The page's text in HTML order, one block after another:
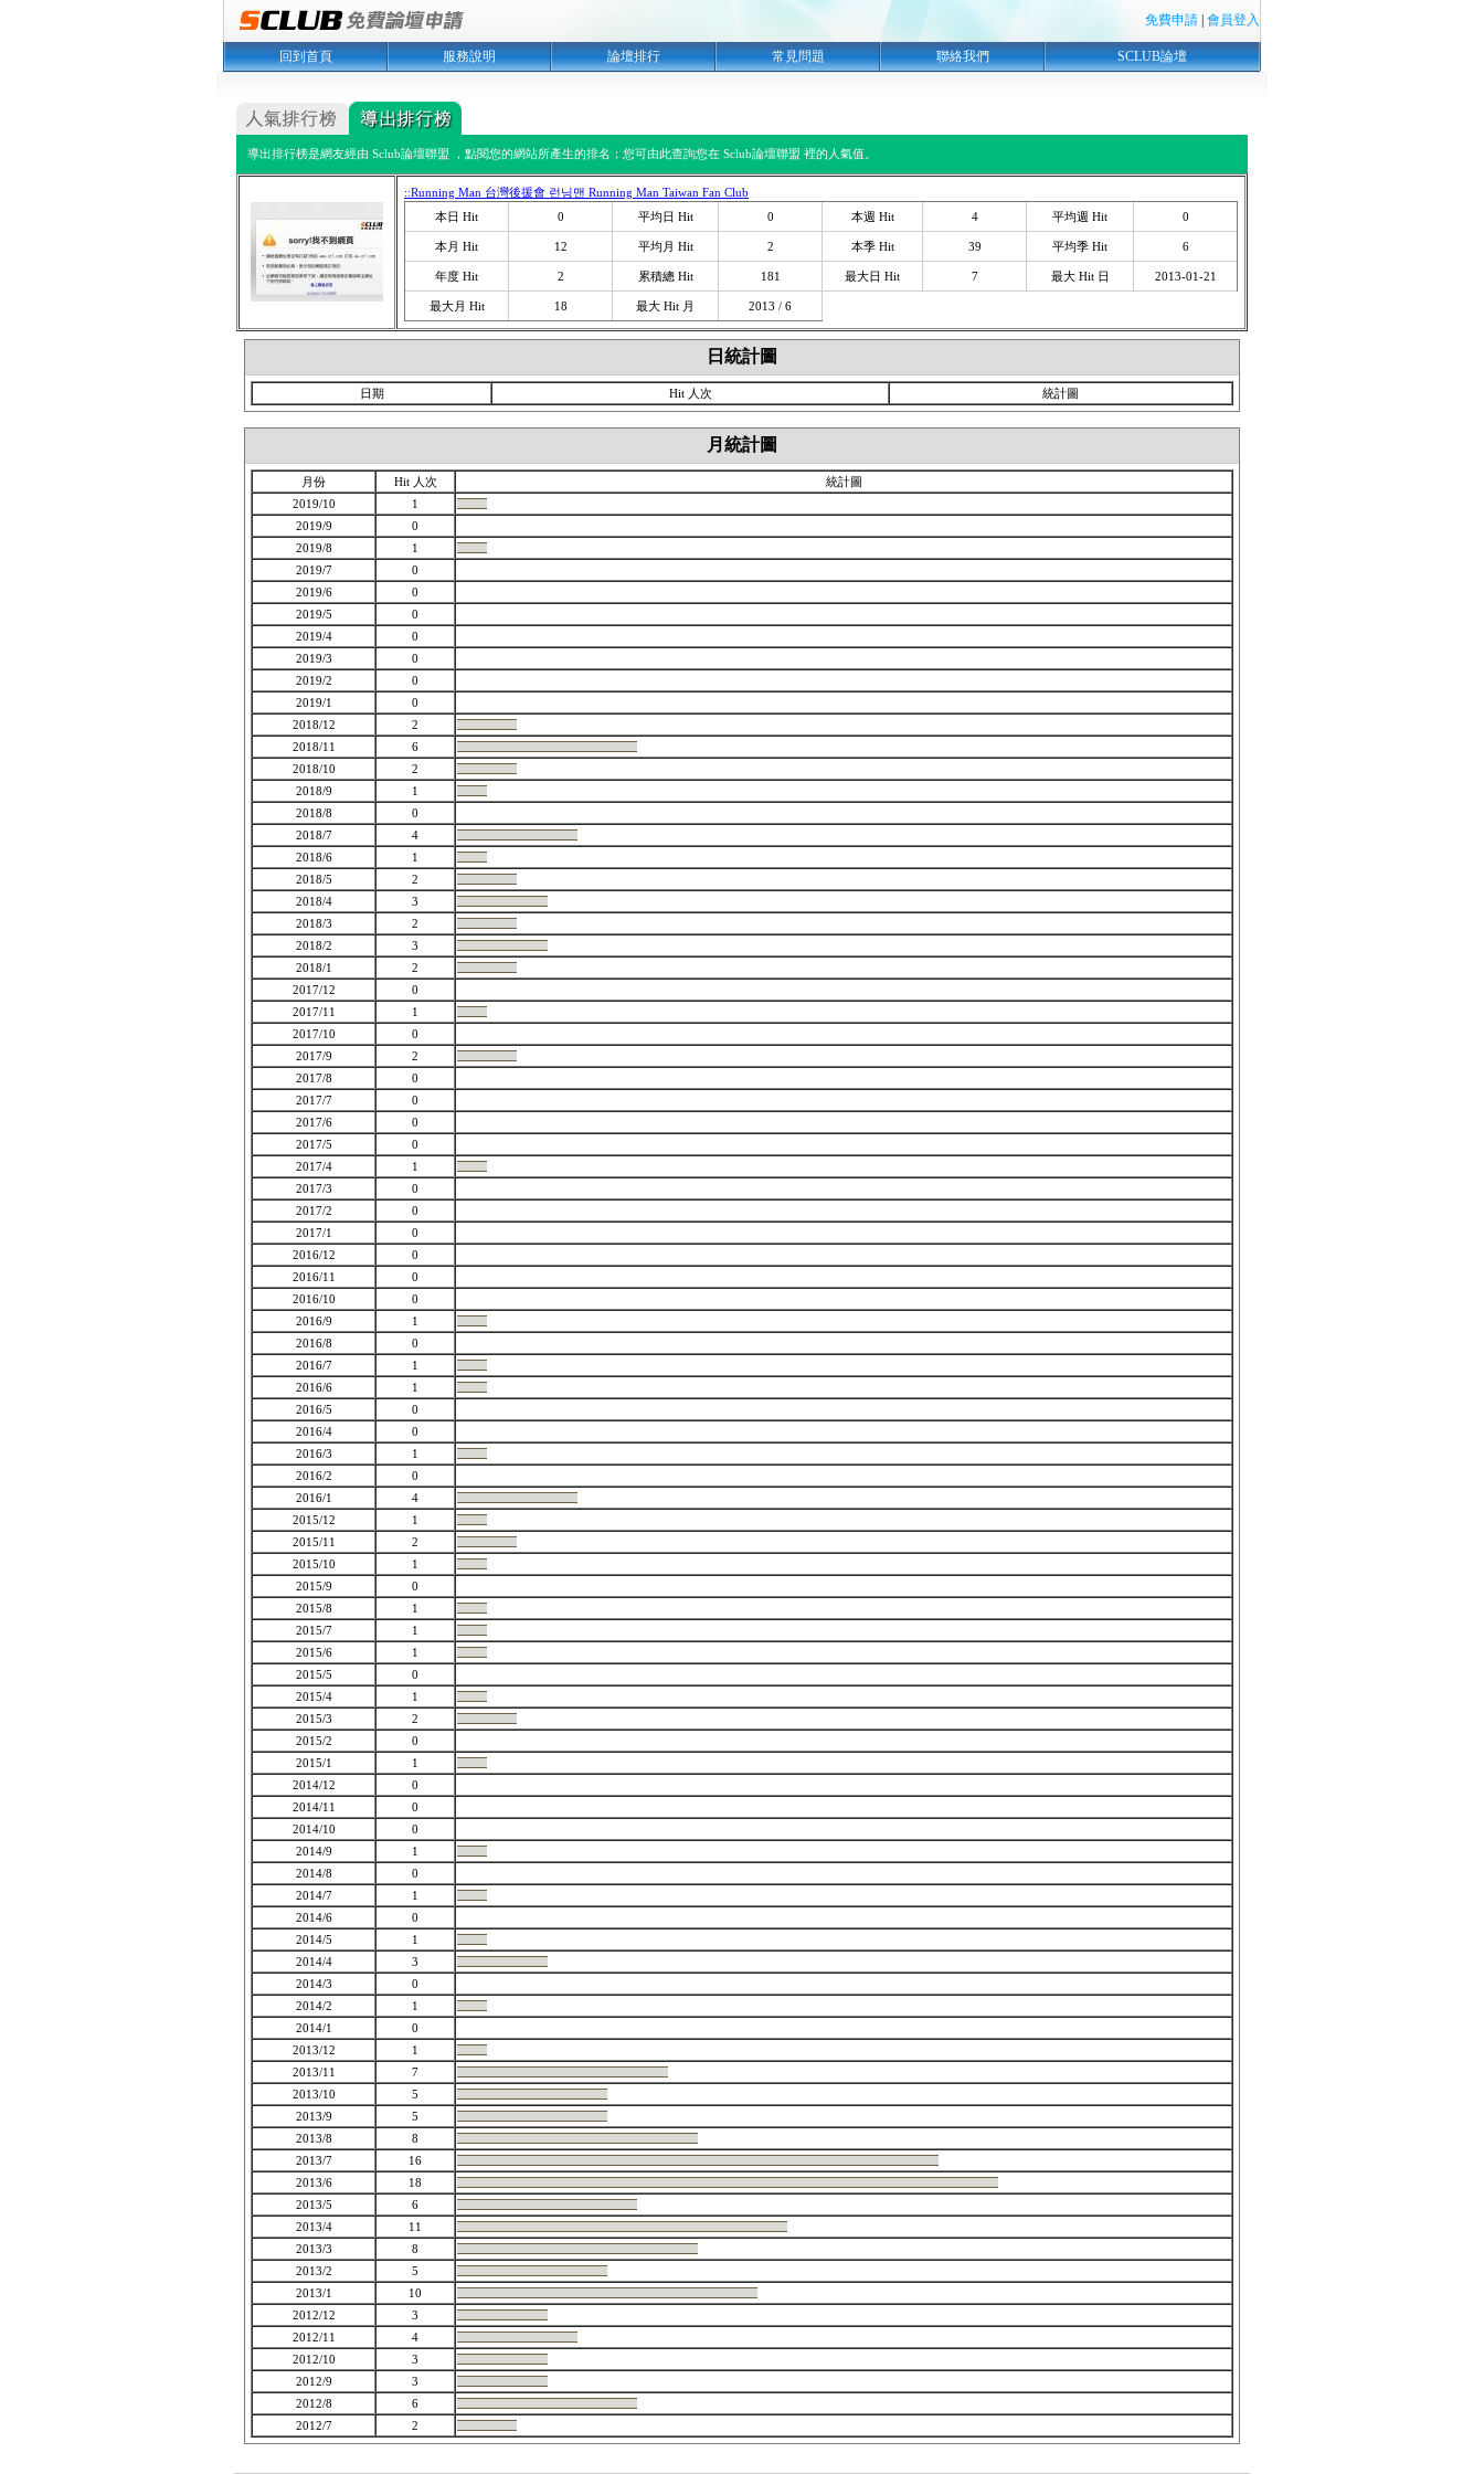
免費申請 會員登入
回到首頁 服務說明 論壇排行 常見問題 聯絡我們 SCLUB論壇
導出排行榜是網友經由 Sclub論壇聯盟 ，點閱您的網站所產生的排名；您可由此查詢您在 Sclub論壇聯盟 裡的人氣值。
::Running Man 台灣後援會 런닝맨 Running Man Taiwan Fan Club
本日 Hit
0 平均日 Hit 0 本週 Hit 4 平均週 Hit 0
本月 Hit 12 平均月 Hit 2 本季 Hit 39 平均季 Hit 6
年度 Hit 2 累積總 Hit 181 最大日 Hit 7 最大 Hit 日 2013-01-21
最大月 Hit 18 最大 Hit 月 2013 / 6
日統計圖
日期 Hit 人次 統計圖
月統計圖
月份 Hit 人次
統計圖
2019/10
1
2019/9
0
2019/8
1
2019/7
0
2019/6
0
2019/5
0
2019/4
0
2019/3
0
2019/2
0
2019/1
0
2018/12
2
2018/11
6
2018/10
2
2018/9
1
2018/8
0
2018/7
4
2018/6
1
2018/5
2
2018/4
3
2018/3
2
2018/2
3
2018/1
2
2017/12
0
2017/11
1
2017/10
0
2017/9
2
2017/8
0
2017/7
0
2017/6
0
2017/5
0
2017/4
1
2017/3
0
2017/2
0
2017/1
0
2016/12
0
2016/11
0
2016/10
0
2016/9
1
2016/8
0
2016/7
1
2016/6
1
2016/5
0
2016/4
0
2016/3
1
2016/2
0
2016/1
4
2015/12
1
2015/11
2
2015/10
1
2015/9
0
2015/8
1
2015/7
1
2015/6
1
2015/5
0
2015/4
1
2015/3
2
2015/2
0
2015/1
1
2014/12
0
2014/11
0
2014/10
0
2014/9
1
2014/8
0
2014/7
1
2014/6
0
2014/5
1
2014/4
3
2014/3
0
2014/2
1
2014/1
0
2013/12
1
2013/11
7
2013/10
5
2013/9
5
2013/8
8
2013/7
16
2013/6
18
2013/5
6
2013/4
11
2013/3
8
2013/2
5
2013/1
10
2012/12
3
2012/11
4
2012/10
3
2012/9
3
2012/8
6
2012/7
2